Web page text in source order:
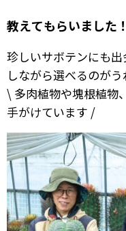
教えてもらいました！
珍しいサボテンにも
しながら選べるのがう
\ 多肉植物や塊根植物
手がけています /